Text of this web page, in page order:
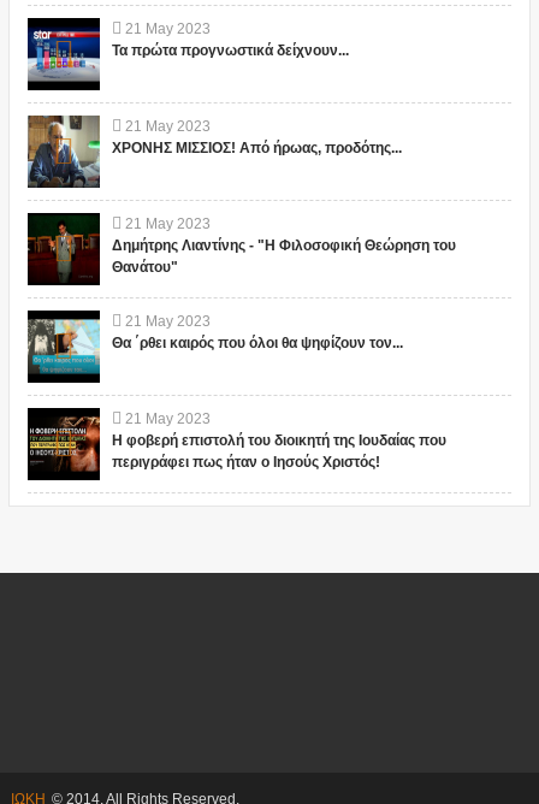
21 May 2023
Τα πρώτα προγνωστικά δείχνουν...
21 May 2023
ΧΡΟΝΗΣ ΜΙΣΣΙΟΣ! Από ήρωας, προδότης...
21 May 2023
Δημήτρης Λιαντίνης - "Η Φιλοσοφική Θεώρηση του
Θανάτου"
21 May 2023
Θα ΄ρθει καιρός που όλοι θα ψηφίζουν τον...
21 May 2023
Η φοβερή επιστολή του διοικητή της Ιουδαίας που
περιγράφει πως ήταν ο Ιησούς Χριστός!
ΙΩΚΗ © 2014. All Rights Reserved.